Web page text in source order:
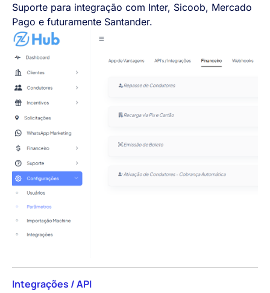
Integrações / API
Suporte para integração com Inter, Sicoob, Mercado
Pago e futuramente Santander.